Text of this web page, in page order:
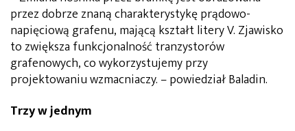
przez dobrze znaną charakterystykę prądowo-
napięciową grafenu, mającą kształt litery V. Zjawisko
to zwiększa funkcjonalność tranzystorów
grafenowych, co wykorzystujemy przy
projektowaniu wzmacniaczy. – powiedział Baladin.
Trzy w jednym